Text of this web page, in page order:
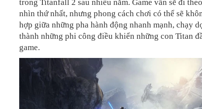
trong Titanfall 2 sau nhiều năm. Game vẫn sẽ đi
nhìn thứ nhất, nhưng phong cách chơi có thể sẽ
hợp giữa những pha hành động nhanh mạnh, chạy
thành những phi công điều khiển những con Titan
game.